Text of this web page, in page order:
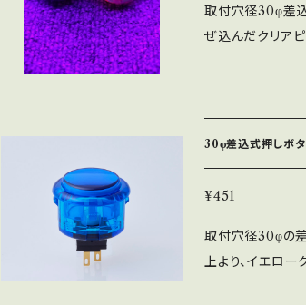
取付穴径30φ差
ぜ込んだクリア
30φ差込式押しボ
¥451
取付穴径30φの差
上より、イエロー